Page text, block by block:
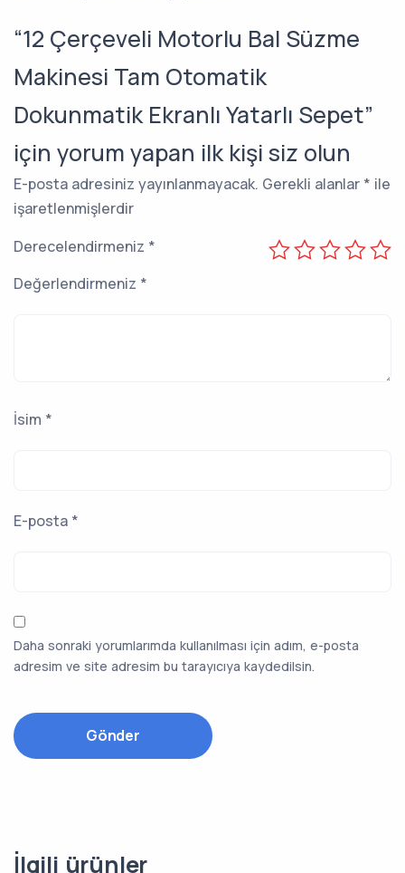
“12 Çerçeveli Motorlu Bal Süzme
Makinesi Tam Otomatik
Dokunmatik Ekranlı Yatarlı Sepet”
için yorum yapan ilk kişi siz olun
E-posta adresiniz yayınlanmayacak. Gerekli alanlar * ile
işaretlenmişlerdir
Derecelendirmeniz *
Değerlendirmeniz *
İsim *
E-posta *
Daha sonraki yorumlarımda kullanılması için adım, e-posta
adresim ve site adresim bu tarayıcıya kaydedilsin.
İlgili ürünler